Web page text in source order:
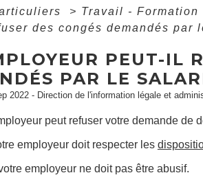
> Travail - Formation
des congés demandés par
PEUT-IL
PAR LE
2022 - Direction de l'information légale et
peut refuser votre demande de
employeur doit respecter les
employeur ne doit pas être abusif.